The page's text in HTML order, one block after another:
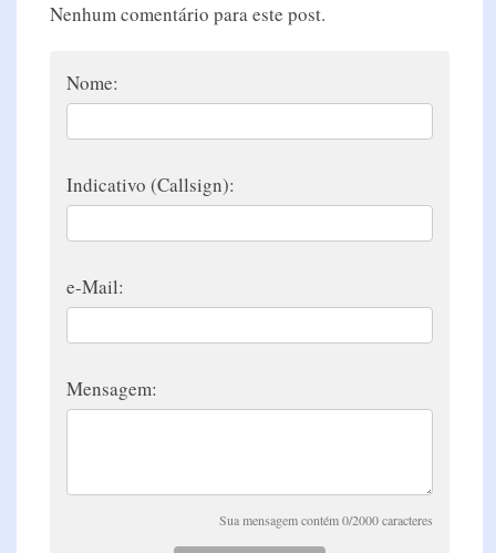
Nenhum comentário para este post.
Nome:
Indicativo (Callsign):
e-Mail:
Mensagem:
Sua mensagem contém 0/2000 caracteres